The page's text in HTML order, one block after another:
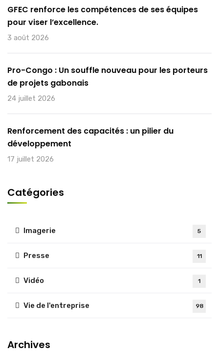
GFEC renforce les compétences de ses équipes
pour viser l’excellence.
3 août 2026
Pro-Congo : Un souffle nouveau pour les porteurs
de projets gabonais
24 juillet 2026
Renforcement des capacités : un pilier du
développement
17 juillet 2026
Catégories
Imagerie 5
Presse 11
Vidéo 1
Vie de l'entreprise 98
Archives